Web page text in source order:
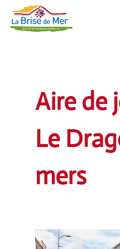
Aire de
Le
mers